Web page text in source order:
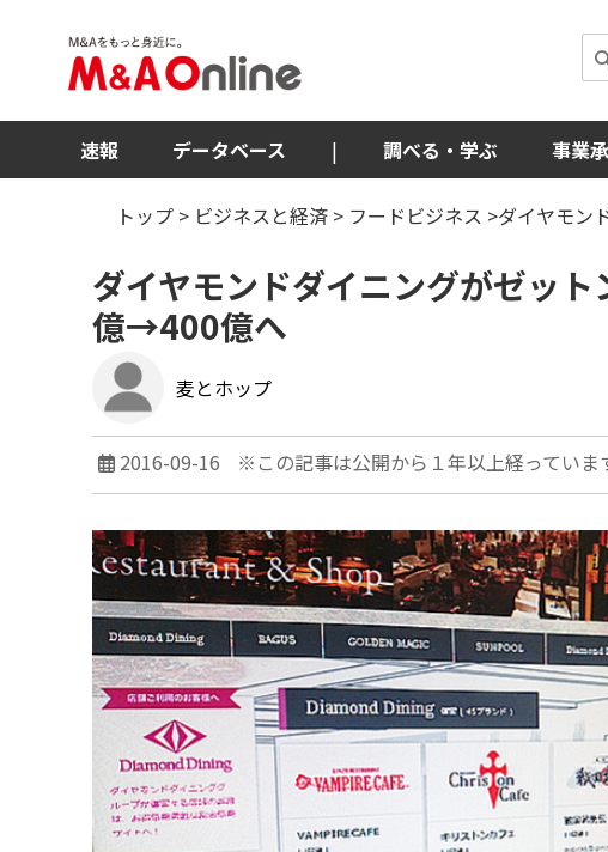
速報 データベース | 調べる・学ぶ 事業
トップ > ビジネスと経済 > フードビジネス >ダイヤモン
ダイヤモンドダイニングがゼッ
億→400億へ
麦とホップ
2016-09-16 ※この記事は公開から１年以上経っていま